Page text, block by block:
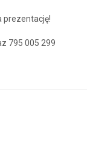
prezentację!
795 005 299